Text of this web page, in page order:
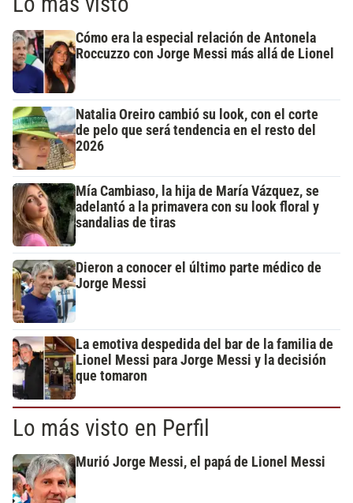
Cómo era la especial relación de Antonela
Roccuzzo con Jorge Messi más allá de Lionel
Natalia Oreiro cambió su look, con el corte
de pelo que será tendencia en el resto del
2026
Mía Cambiaso, la hija de María Vázquez, se
adelantó a la primavera con su look floral y
sandalias de tiras
Dieron a conocer el último parte médico de
Jorge Messi
La emotiva despedida del bar de la familia de
Lionel Messi para Jorge Messi y la decisión
que tomaron
Lo más visto en Perfil
Murió Jorge Messi, el papá de Lionel Messi